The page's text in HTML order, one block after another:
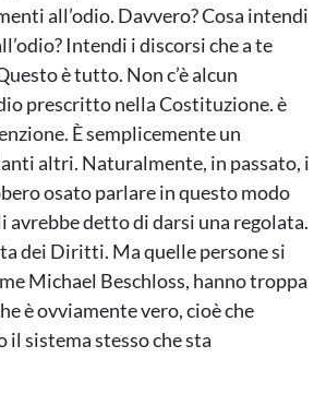
all’odio. Davvero? Cosa intendi
Intendi i discorsi che a te
è tutto. Non c’è alcun
prescritto nella Costituzione. è
È semplicemente un
altri. Naturalmente, in passato, i
osato parlare in questo modo
avrebbe detto di darsi una regolata.
dei Diritti. Ma quelle persone si
Michael Beschloss, hanno troppa
è ovviamente vero, cioè che
il sistema stesso che sta